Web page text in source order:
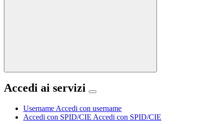
Accedi ai servizi
Username Accedi con username
Accedi con SPID/CIE Accedi con SPID/CIE